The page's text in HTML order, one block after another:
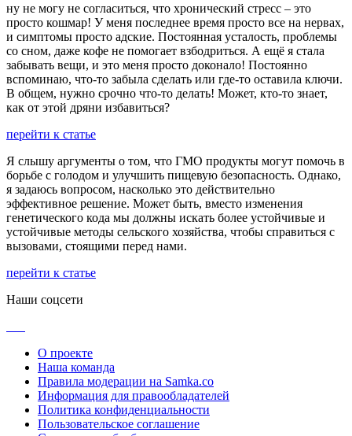
ну не могу не согласиться, что хронический стресс – это
просто кошмар! У меня последнее время просто все на нервах,
и симптомы просто адские. Постоянная усталость, проблемы
со сном, даже кофе не помогает взбодриться. А ещё я стала
забывать вещи, и это меня просто доконало! Постоянно
вспоминаю, что-то забыла сделать или где-то оставила ключи.
В общем, нужно срочно что-то делать! Может, кто-то знает,
как от этой дряни избавиться?
перейти к статье
Я слышу аргументы о том, что ГМО продукты могут помочь в
борьбе с голодом и улучшить пищевую безопасность. Однако,
я задаюсь вопросом, насколько это действительно
эффективное решение. Может быть, вместо изменения
генетического кода мы должны искать более устойчивые и
устойчивые методы сельского хозяйства, чтобы справиться с
вызовами, стоящими перед нами.
перейти к статье
Наши соцсети
О проекте
Наша команда
Правила модерации на Samka.co
Информация для правообладателей
Политика конфиденциальности
Пользовательское соглашение